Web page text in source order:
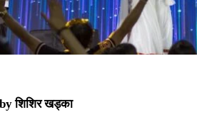
शिशिर खड्का